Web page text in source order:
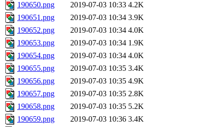
190650.png
2019-07-03 10:33 4.2K
190651.png
2019-07-03 10:34 3.9K
190652.png
2019-07-03 10:34 4.0K
190653.png
2019-07-03 10:34 1.9K
190654.png
2019-07-03 10:34 4.0K
190655.png
2019-07-03 10:35 3.4K
190656.png
2019-07-03 10:35 4.9K
190657.png
2019-07-03 10:35 2.8K
190658.png
2019-07-03 10:35 5.2K
190659.png
2019-07-03 10:36 3.4K